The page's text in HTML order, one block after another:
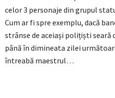
celor 3 personaje din grupul
Cum ar fi spre exemplu, dacă
strânse de aceiași polițiști seară
până în dimineata zilei
întreabă maestrul…